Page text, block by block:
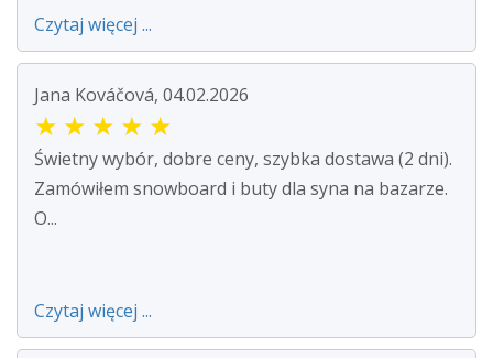
Czytaj więcej ...
Jana Kováčová, 04.02.2026
★ ★ ★ ★ ★
Świetny wybór, dobre ceny, szybka dostawa (2 dni).
Zamówiłem snowboard i buty dla syna na bazarze.
O...
Czytaj więcej ...